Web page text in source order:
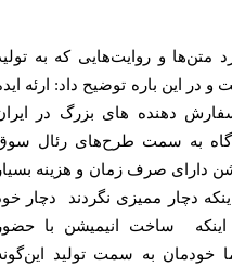
و روایت‌هایی که به تولید
در این باره توضیح داد: ارئه ایده
دهنده های بزرگ در ایران
به سمت طرح‌های رئال سوق
دارای صرف زمان و هزینه بسیار
دچار ممیزی نگردند دچار خود
ساخت انیمیشنبا حضور
خودمان به سمت تولید این‌گونه